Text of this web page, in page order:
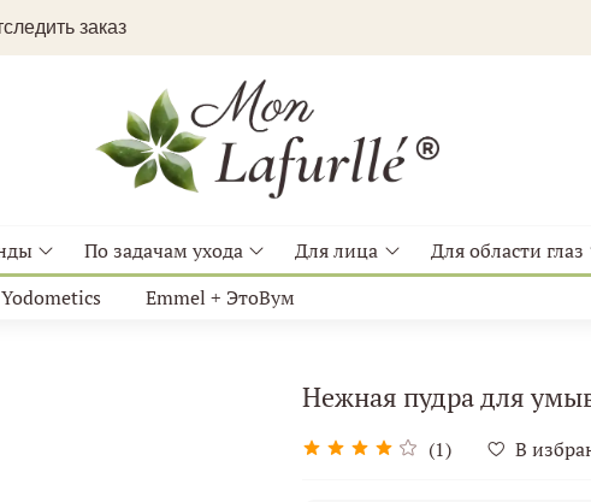
заказ
По задачам ухода Для лица Для области глаз
Yodometics
Emmel + ЭтоВум
Нежная пудра для
(1) В